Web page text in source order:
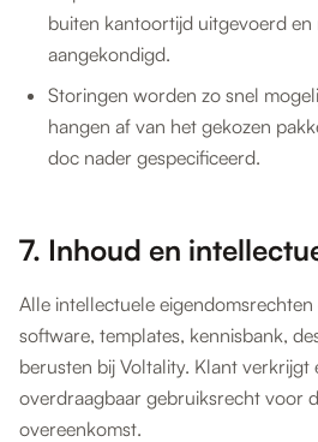
buiten kantoortijd uitgevoerd
aangekondigd.
Storingen worden zo snel
hangen af van het gekozen
doc nader gespecificeerd.
7. Inhoud en
Alle intellectuele eigendomsrechten
software, templates, kennisbank,
berusten bij Voltality. Klant verkrijgt
overdraagbaar gebruiksrecht voor
overeenkomst.